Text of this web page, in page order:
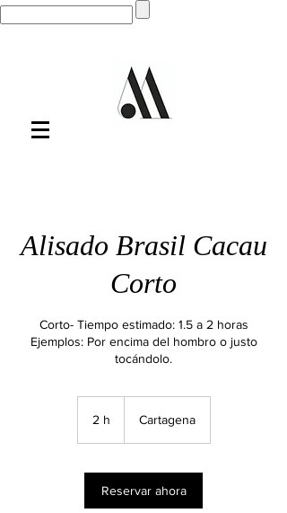
Alisado Brasil Cacau
Corto
Corto- Tiempo estimado: 1.5 a 2 horas
Ejemplos: Por encima del hombro o justo
tocándolo.
2 h Cartagena
Reservar ahora